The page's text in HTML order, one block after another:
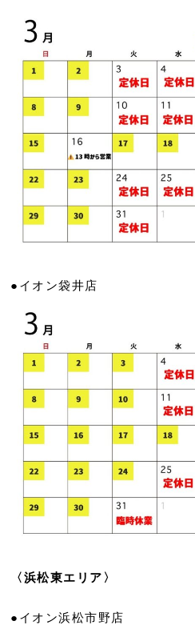
●イオン袋井店
〈浜松東エリア〉
●イオン浜松市野店